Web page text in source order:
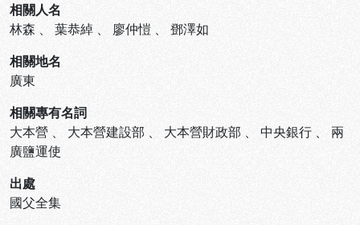
相關人名
林森 、 葉恭綽 、 廖仲愷 、 鄧澤如
相關地名
廣東
相關專有名詞
大本營 、 大本營建設部 、 大本營財政部 、 中央銀行 、 兩
廣鹽運使
出處
國父全集